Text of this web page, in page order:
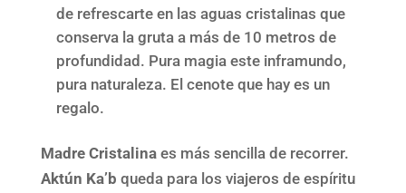
de refrescarte en las aguas cristalinas que
conserva la gruta a más de 10 metros de
profundidad. Pura magia este inframundo,
pura naturaleza. El cenote que hay es un
regalo.
Madre Cristalinaes más sencilla de recorrer.
Aktún Ka’b queda para los viajeros de espíritu